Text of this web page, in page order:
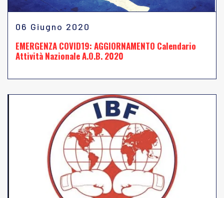
06 Giugno 2020
EMERGENZA COVID19: AGGIORNAMENTO Calendario
Attività Nazionale A.O.B. 2020